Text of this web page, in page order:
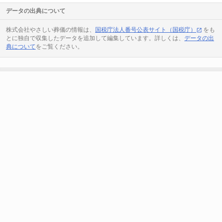
データの出典について
株式会社やさしい葬儀の情報は、 国税庁法人番号公表サイト（国税庁）
をも
とに独自で収集したデータを追加して編集しています。詳しくは、 データの出
典についてをご覧ください。